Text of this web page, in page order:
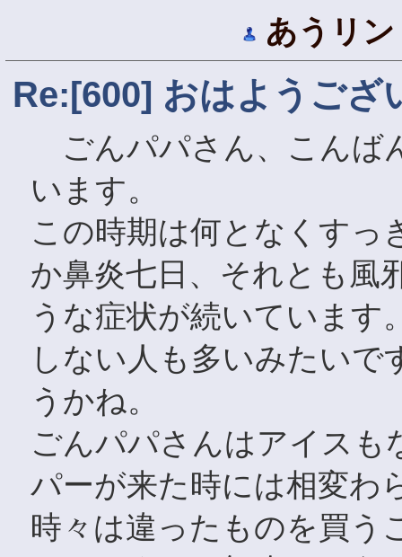
あうリン
Re:[600] おはようござ
ごんパパさん、こんば
います。
この時期は何となくすっ
か鼻炎七日、それとも風
うな症状が続いています
しない人も多いみたいで
うかね。
ごんパパさんはアイスも
パーが来た時には相変わ
時々は違ったものを買う